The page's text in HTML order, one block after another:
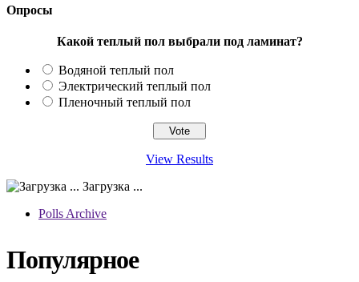
Опросы
Какой теплый пол выбрали под ламинат?
Водяной теплый пол
Электрический теплый пол
Пленочный теплый пол
View Results
Загрузка ...
Polls Archive
Популярное